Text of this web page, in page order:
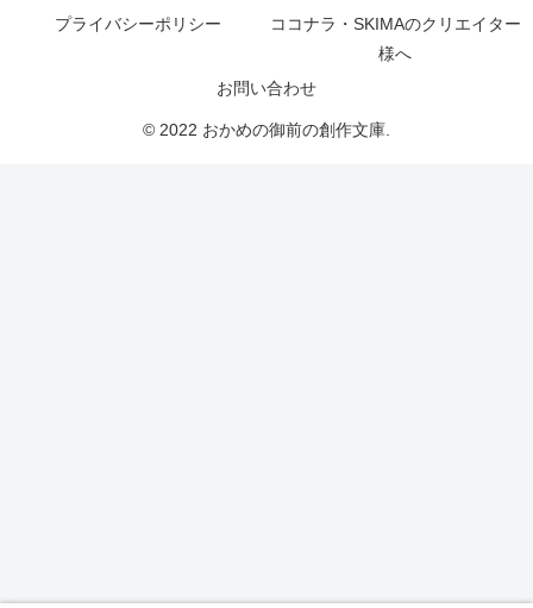
プライバシーポリシー
ココナラ・SKIMAのクリエイター
様へ
お問い合わせ
© 2022 おかめの御前の創作文庫.